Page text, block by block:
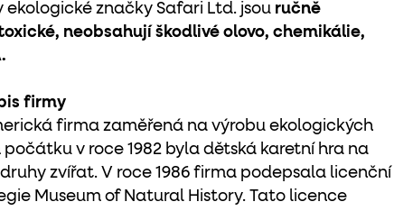
značky Safari Ltd. jsou ručně
neobsahují škodlivé olovo, chemikálie,
firmy
firma zaměřená na výrobu ekologických
počátku v roce 1982 byla dětská karetní hra na
zvířat. V roce 1986 firma podepsala licenční
Museum of Natural History. Tato licence